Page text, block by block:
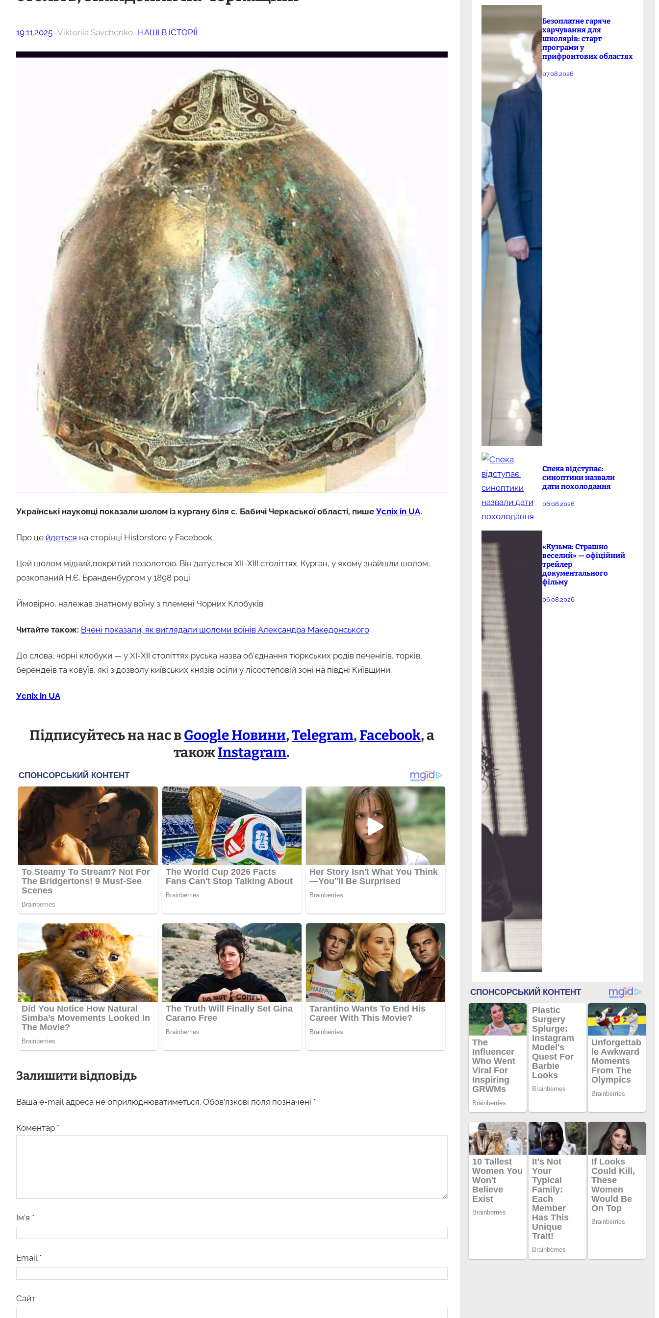
19.11.2025–Viktoriia Savchenko–НАШІ В ІСТОРІЇ
Українські науковці показали шолом із кургану біля с. Бабичі Черкаської області, пише Успіх in UA.
Про це йдеться на сторінці Historstore у Facebook.
Цей шолом мідний,покритий позолотою. Він датується XII-XIII століттях. Курган, у якому знайшли шолом,
розкопаний Н.Є. Бранденбургом у 1898 році.
Ймовірно, належав знатному воїну з племені Чорних Клобуків.
Читайте також: Вчені показали, як виглядали шоломи воїнів Александра Македонського
До слова, чорні клобуки — у ХІ-ХІІ століттях руська назва об’єднання тюркських родів печенігів, торків,
берендеїв та ковуїв, які з дозволу київських князів осіли у лісостеповій зоні на півдні Київщини.
Успіх in UA
Підписуйтесь на нас вGoogle Новини,Telegram, Facebook, а
такожInstagram.
Залишити відповідь
Ваша e-mail адреса не оприлюднюватиметься. Обов’язкові поля позначені *
Коментар *
Ім’я *
Email *
Сайт
Безоплатне гаряче
харчування для
школярів: старт
програми у
прифронтових областях
07.08.2026
Спека відступає:
синоптики назвали
дати похолодання
06.08.2026
«Кузьма: Страшно
веселий» — офіційний
трейлер
документального
фільму
06.08.2026